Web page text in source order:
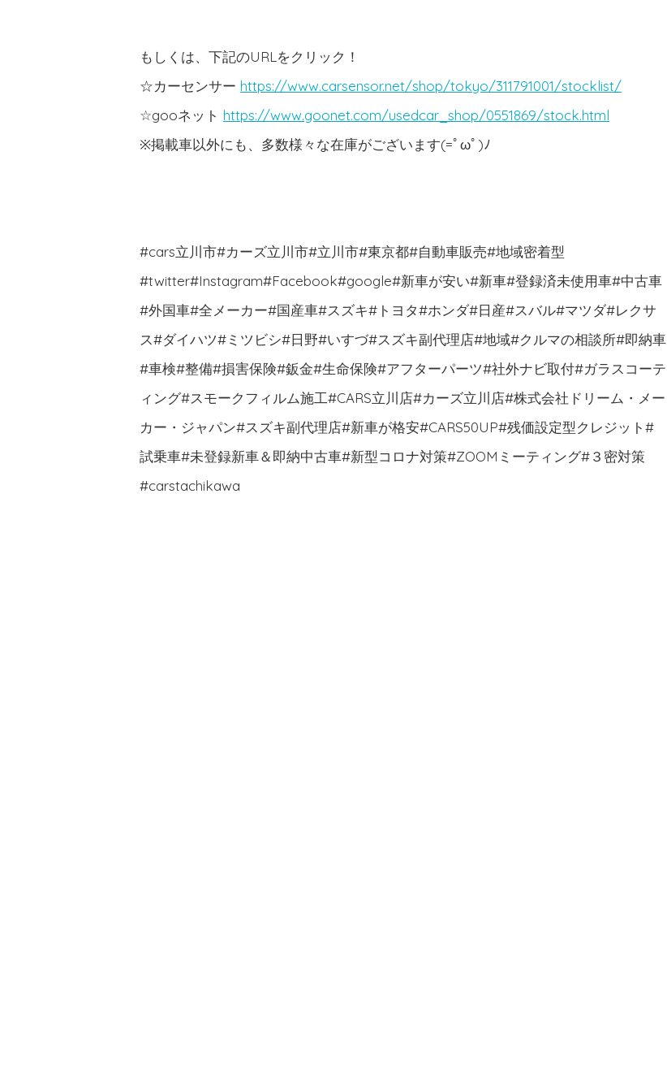
もしくは、下記のURLをクリック！
☆カーセンサー https://www.carsensor.net/shop/tokyo/311791001/stocklist/
☆gooネット https://www.goonet.com/usedcar_shop/0551869/stock.html
※掲載車以外にも、多数様々な在庫がございます(=ﾟωﾟ)ﾉ
#cars立川市#カーズ立川市#立川市#東京都#自動車販売#地域密着型
#twitter#Instagram#Facebook#google#新車が安い#新車#登録済未使用車#中古車
#外国車#全メーカー#国産車#スズキ#トヨタ#ホンダ#日産#スバル#マツダ#レクサ
ス#ダイハツ#ミツビシ#日野#いすづ#スズキ副代理店#地域#クルマの相談所#即納車
#車検#整備#損害保険#鈑金#生命保険#アフターパーツ#社外ナビ取付#ガラスコーテ
ィング#スモークフィルム施工#CARS立川店#カーズ立川店#株式会社ドリーム・メー
カー・ジャパン#スズキ副代理店#新車が格安#CARS50UP#残価設定型クレジット#
試乗車#未登録新車＆即納中古車#新型コロナ対策#ZOOMミーティング#３密対策
#carstachikawa